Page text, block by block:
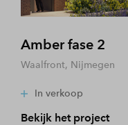
Amber fase 2
Waalfront, Nijmegen
In verkoop
Bekijk het project